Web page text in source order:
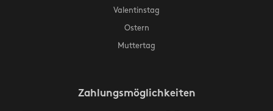
Valentinstag
Ostern
Muttertag
Zahlungsmöglichkeiten